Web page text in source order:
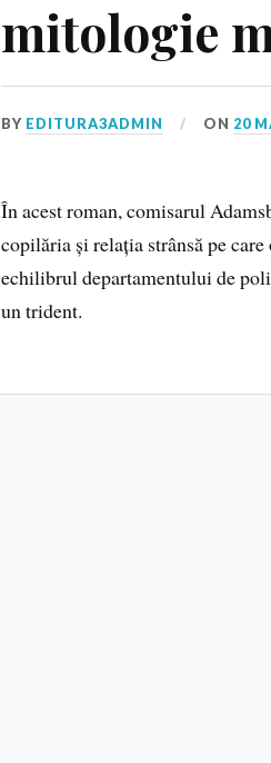
mitologie
BY EDITURA3ADMIN ON 20
În acest roman, comisarul
copilăria și relația strânsă pe
echilibrul departamentului de
un trident.